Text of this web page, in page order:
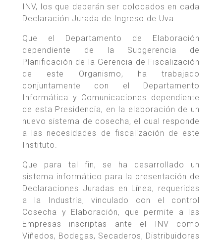
INV, los que deberán ser colocados en cada
Declaración Jurada de Ingreso de Uva.
Que el Departamento de Elaboración
dependiente de la Subgerencia de
Planificación de la Gerencia de Fiscalización
de este Organismo, ha trabajado
conjuntamente con el Departamento
Informática y Comunicaciones dependiente
de esta Presidencia, en la elaboración de un
nuevo sistema de cosecha, el cual responde
a las necesidades de fiscalización de este
Instituto.
Que para tal fin, se ha desarrollado un
sistema informático para la presentación de
Declaraciones Juradas en Línea, requeridas
a la Industria, vinculado con el control
Cosecha y Elaboración, que permite a las
Empresas inscriptas ante el INV como
Viñedos, Bodegas, Secaderos, Distribuidores